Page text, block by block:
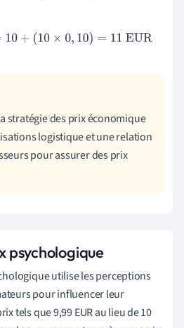
= 10 +(10 ×0 10 )=11 EUR
stratégie des prix économique
logistique et une relation
pour assurer des prix
psychologique
utilise les perceptions
pour influencer leur
tels que 9,99 EUR au lieu de 10